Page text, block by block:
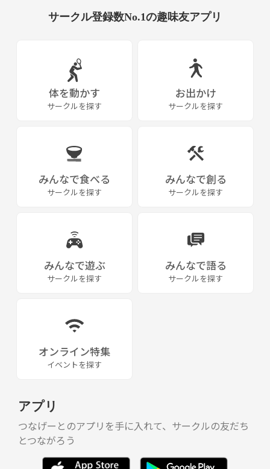
サークル登録数No.1の趣味友アプリ
体を動かす
サークルを探す
お出かけ
サークルを探す
みんなで食べる
サークルを探す
みんなで創る
サークルを探す
みんなで遊ぶ
サークルを探す
みんなで語る
サークルを探す
オンライン特集
イベントを探す
アプリ
つなげーとのアプリを手に入れて、サークルの友だち
とつながろう